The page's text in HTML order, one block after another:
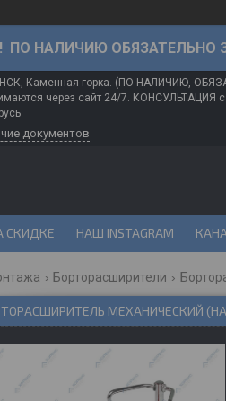
ПО НАЛИЧИЮ ОБЯЗАТЕЛЬНО
Каменная горка. (ПО НАЛИЧИЮ,
через сайт 24/7.
документов
СКИДКЕ НАШ INSTAGRAM
Борторасширители
МЕХАНИЧЕСКИЙ